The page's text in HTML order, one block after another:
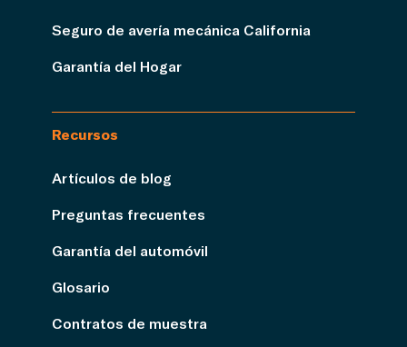
Seguro de avería mecánica California
Garantía del Hogar
Recursos
Artículos de blog
Preguntas frecuentes
Garantía del automóvil
Glosario
Contratos de muestra